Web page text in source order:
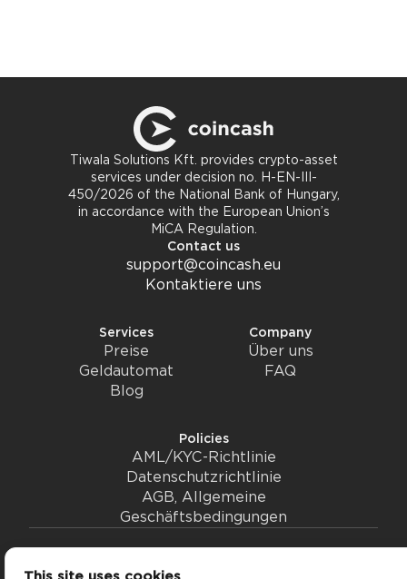
Tiwala Solutions Kft. provides crypto-asset
services under decision no. H-EN-III-
450/2026 of the National Bank of Hungary,
in accordance with the European Union’s
MiCA Regulation.
Contact us
support@coincash.eu
Kontaktiere uns
Services
Preise
Geldautomat
Blog
Company
Über uns
FAQ
Policies
AML/KYC-Richtlinie
Datenschutzrichtlinie
AGB, Allgemeine
Geschäftsbedingungen
Ändere deine Cookie-